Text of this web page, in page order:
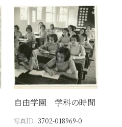
自由学園 学科の時間
写真ID 3702-018969-0